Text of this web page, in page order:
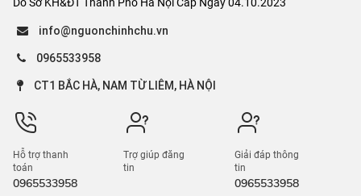
info@nguonchinhchu.vn
0965533958
CT1 BẮC HÀ, NAM TỪ LIÊM, HÀ NỘI
Hỗ trợ thanh
toán
0965533958
Trợ giúp đăng
tin
Giải đáp thông
tin
0965533958